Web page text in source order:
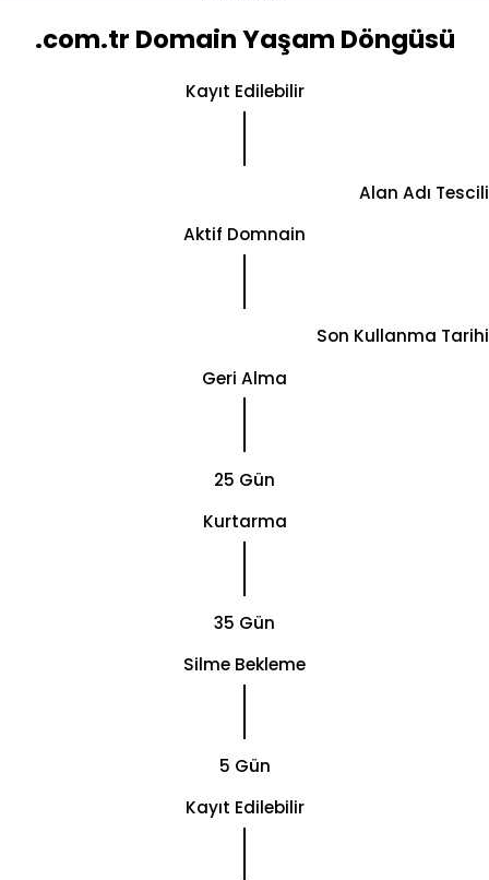
.com.tr Domain Yaşam Döngüsü
Kayıt Edilebilir
Alan Adı Tescili
Aktif Domnain
Son Kullanma Tarihi
Geri Alma
25 Gün
Kurtarma
35 Gün
Silme Bekleme
5 Gün
Kayıt Edilebilir